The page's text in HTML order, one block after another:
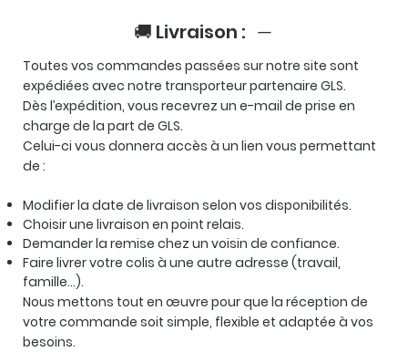
🚚 Livraison :
Toutes vos commandes passées sur notre site sont
expédiées avec notre transporteur partenaire GLS.
Dès l’expédition, vous recevrez un e-mail de prise en
charge de la part de GLS.
Celui-ci vous donnera accès à un lien vous permettant
de :
Modifier la date de livraison selon vos disponibilités.
Choisir une livraison en point relais.
Demander la remise chez un voisin de confiance.
Faire livrer votre colis à une autre adresse (travail,
famille…).
Nous mettons tout en œuvre pour que la réception de
votre commande soit simple, flexible et adaptée à vos
besoins.